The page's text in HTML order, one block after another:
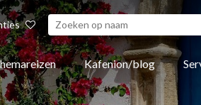
Kafenion/blog